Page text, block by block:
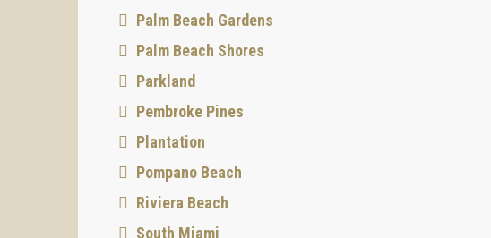
Palm Beach Gardens
Palm Beach Shores
Parkland
Pembroke Pines
Plantation
Pompano Beach
Riviera Beach
South Miami